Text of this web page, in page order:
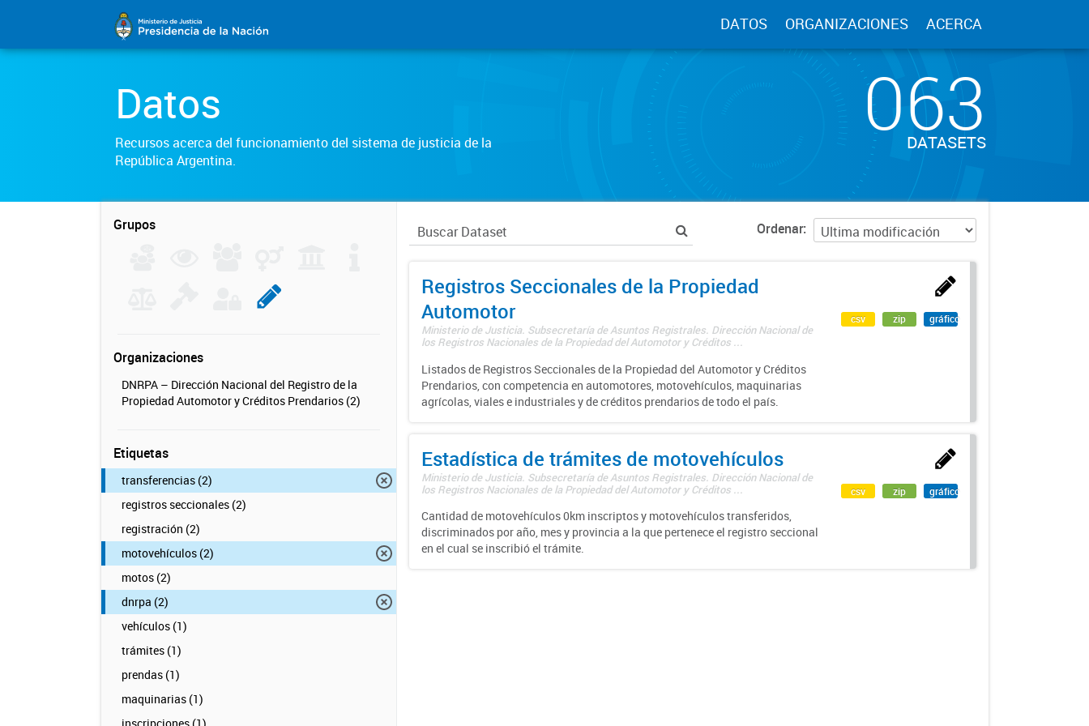
DATOS ORGANIZACIONES ACERCA
Datos
Recursos acerca del funcionamiento del sistema de justicia de la
República Argentina.
063
DATASETS
Grupos
Organizaciones
DNRPA – Dirección Nacional del Registro de la
Propiedad Automotor y Créditos Prendarios (2)
Etiquetas
transferencias (2)
registros seccionales (2)
registración (2)
motovehículos (2)
motos (2)
dnrpa (2)
vehículos (1)
trámites (1)
prendas (1)
maquinarias (1)
Ordenar
Registros Seccionales de la Propiedad
Automotor
Ministerio de Justicia. Subsecretaría de Asuntos Registrales. Dirección Nacional de
los Registros Nacionales de la Propiedad del Automotor y Créditos ...
Listados de Registros Seccionales de la Propiedad del Automotor y Créditos
Prendarios, con competencia en automotores, motovehículos, maquinarias
agrícolas, viales e industriales y de créditos prendarios de todo el país.
csv zip gráfico
Estadística de trámites de motovehículos
Ministerio de Justicia. Subsecretaría de Asuntos Registrales. Dirección Nacional de
los Registros Nacionales de la Propiedad del Automotor y Créditos ...
Cantidad de motovehículos 0km inscriptos y motovehículos transferidos,
discriminados por año, mes y provincia a la que pertenece el registro seccional
en el cual se inscribió el trámite.
csv zip gráfico